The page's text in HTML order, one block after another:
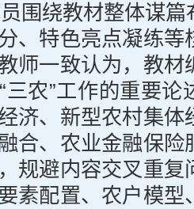
围绕教材整体谋
、特色亮点凝练等
师一致认为，教材
三农”工作的重要论
济、新型农村集体
合、农业金融保险
规避内容交叉重复
素配置、农户模型